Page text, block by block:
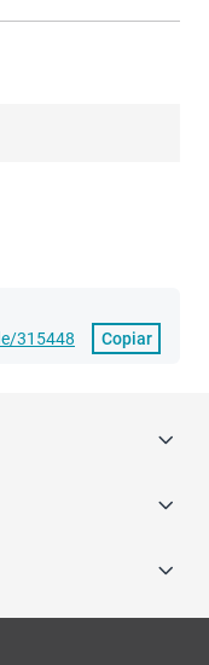
315448
Copiar